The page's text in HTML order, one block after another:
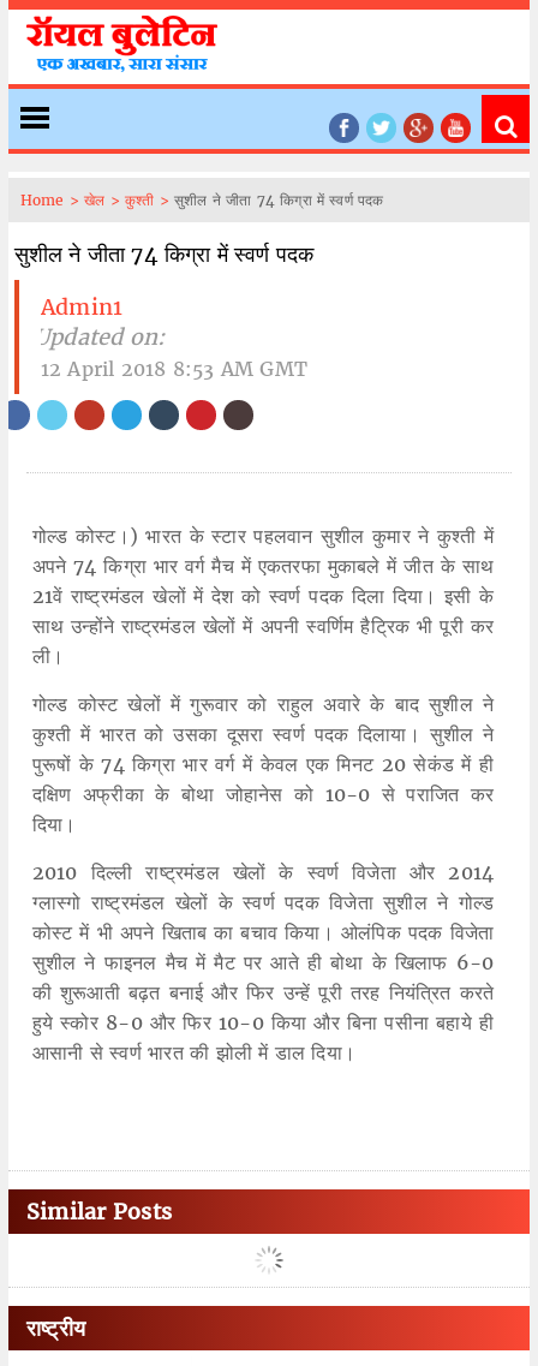
Home > खेल > कुश्ती > सुशील ने जीता 74 किग्रा में स्वर्ण पदक
सुशील ने जीता 74 किग्रा में स्वर्ण पदक
Admin1
| Updated on:
12 April 2018 8:53 AM GMT
गोल्ड कोस्ट।) भारत के स्टार पहलवान सुशील कुमार ने कुश्ती में
अपने 74 किग्रा भार वर्ग मैच में एकतरफा मुकाबले में जीत के साथ
21वें राष्ट्रमंडल खेलों में देश को स्वर्ण पदक दिला दिया। इसी के
साथ उन्होंने राष्ट्रमंडल खेलों में अपनी स्वर्णिम हैट्रिक भी पूरी कर
ली।
गोल्ड कोस्ट खेलों में गुरूवार को राहुल अवारे के बाद सुशील ने
कुश्ती में भारत को उसका दूसरा स्वर्ण पदक दिलाया। सुशील ने
पुरूषों के 74 किग्रा भार वर्ग में केवल एक मिनट 20 सेकंड में ही
दक्षिण अफ्रीका के बोथा जोहानेस को 10-0 से पराजित कर
दिया।
2010 दिल्ली राष्ट्रमंडल खेलों के स्वर्ण विजेता और 2014
ग्लास्गो राष्ट्रमंडल खेलों के स्वर्ण पदक विजेता सुशील ने गोल्ड
कोस्ट में भी अपने खिताब का बचाव किया। ओलंपिक पदक विजेता
सुशील ने फाइनल मैच में मैट पर आते ही बोथा के खिलाफ 6-0
की शुरूआती बढ़त बनाई और फिर उन्हें पूरी तरह नियंत्रित करते
हुये स्कोर 8-0 और फिर 10-0 किया और बिना पसीना बहाये ही
आसानी से स्वर्ण भारत की झोली में डाल दिया।
Similar Posts
राष्ट्रीय